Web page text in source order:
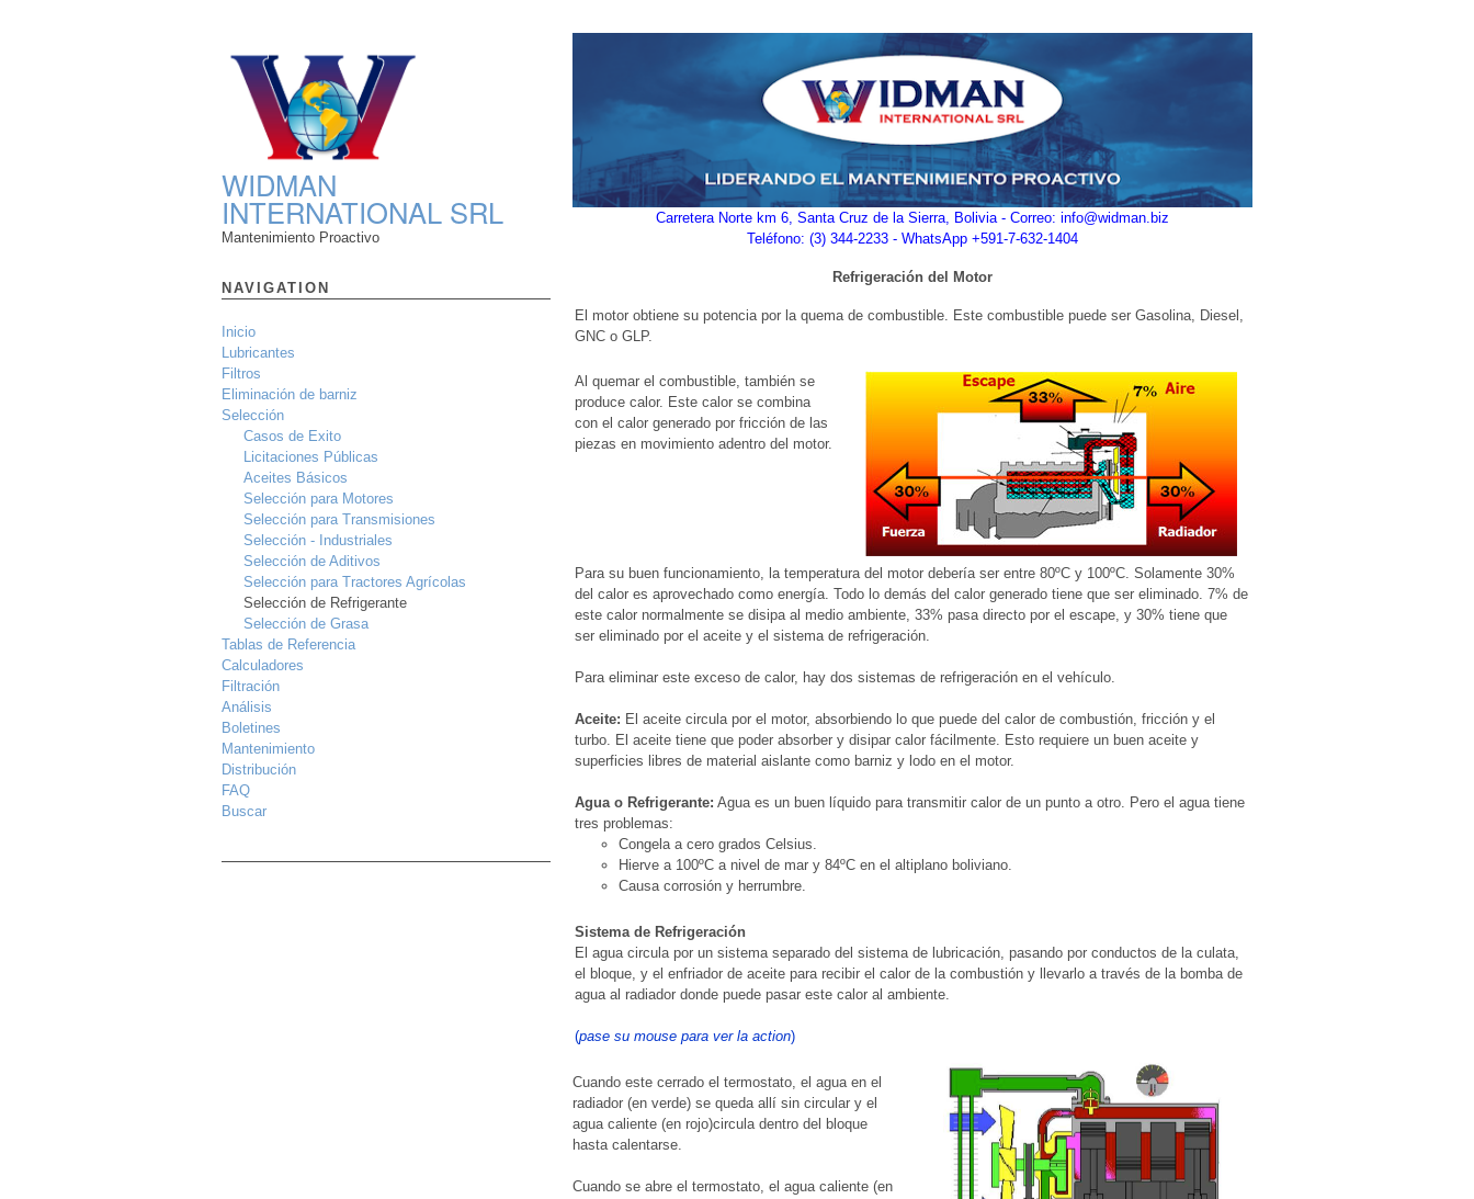
WIDMAN
INTERNATIONAL SRL
Mantenimiento Proactivo
NAVIGATION
Inicio
Lubricantes
Filtros
Eliminación de barniz
Selección
Casos de Exito
Licitaciones Públicas
Aceites Básicos
Selección para Motores
Selección para Transmisiones
Selección - Industriales
Selección de Aditivos
Selección para Tractores Agrícolas
Selección de Refrigerante
Selección de Grasa
Tablas de Referencia
Calculadores
Filtración
Análisis
Boletines
Mantenimiento
Distribución
FAQ
Buscar
Carretera Norte km 6, Santa Cruz de la Sierra, Bolivia - Correo: info@widman.biz
Teléfono: (3) 344-2233 - WhatsApp +591-7-632-1404
Refrigeración del Motor
El motor obtiene su potencia por la quema de combustible. Este combustible puede ser Gasolina, Diesel,
GNC o GLP.
Al quemar el combustible, también se
produce calor. Este calor se combina
con el calor generado por fricción de las
piezas en movimiento adentro del motor.
Para su buen funcionamiento, la temperatura del motor debería ser entre 80ºC y 100ºC. Solamente 30%
del calor es aprovechado como energía. Todo lo demás del calor generado tiene que ser eliminado. 7% de
este calor normalmente se disipa al medio ambiente, 33% pasa directo por el escape, y 30% tiene que
ser eliminado por el aceite y el sistema de refrigeración.
Para eliminar este exceso de calor, hay dos sistemas de refrigeración en el vehículo.
Aceite: El aceite circula por el motor, absorbiendo lo que puede del calor de combustión, fricción y el
turbo. El aceite tiene que poder absorber y disipar calor fácilmente. Esto requiere un buen aceite y
superficies libres de material aislante como barniz y lodo en el motor.
Agua o Refrigerante: Agua es un buen líquido para transmitir calor de un punto a otro. Pero el agua tiene
tres problemas:
Congela a cero grados Celsius.
Hierve a 100ºC a nivel de mar y 84ºC en el altiplano boliviano.
Causa corrosión y herrumbre.
Sistema de Refrigeración
El agua circula por un sistema separado del sistema de lubricación, pasando por conductos de la culata,
el bloque, y el enfriador de aceite para recibir el calor de la combustión y llevarlo a través de la bomba de
agua al radiador donde puede pasar este calor al ambiente.
(pase su mouse para ver la action)
Cuando este cerrado el termostato, el agua en el
radiador (en verde) se queda allí sin circular y el
agua caliente (en rojo)circula dentro del bloque
hasta calentarse.
Cuando se abre el termostato, el agua caliente (en